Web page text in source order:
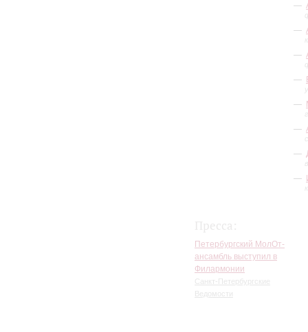
Петербургский МолОт-
ансамбль выступил в
Филармонии
Санкт-Петербургские
Ведомости